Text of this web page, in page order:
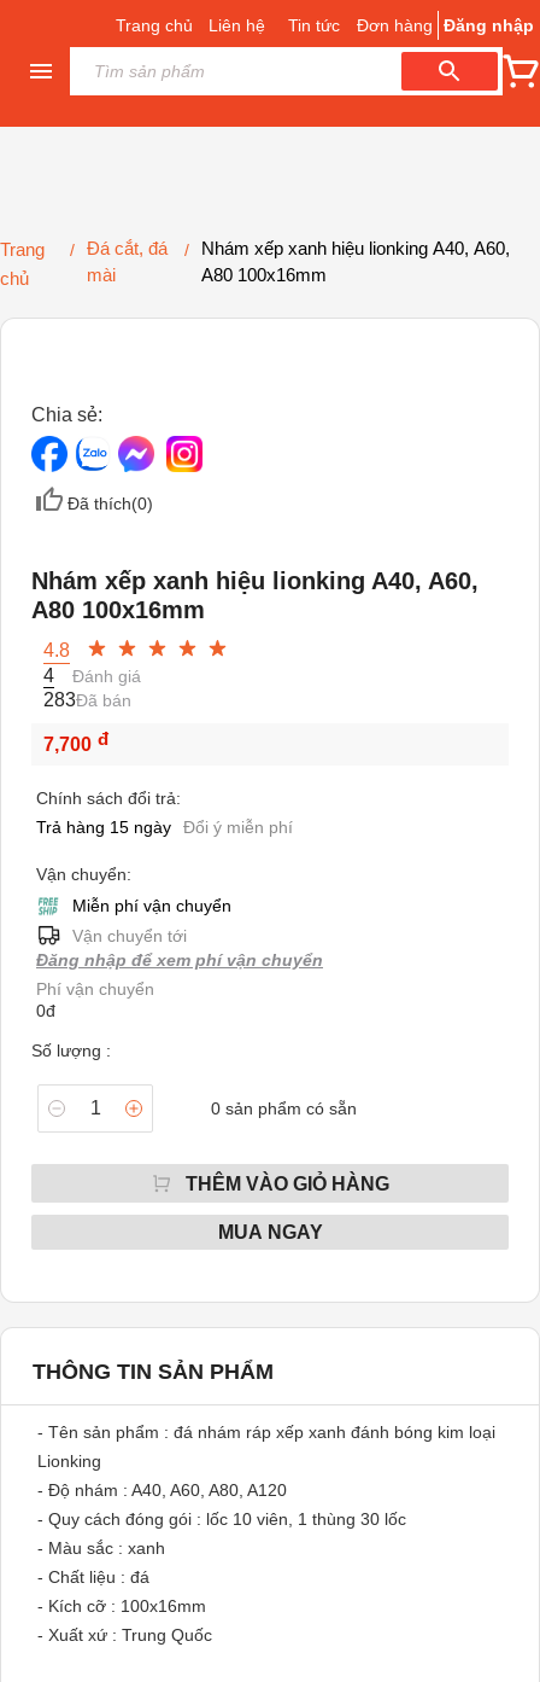
Trang chủ Liên hệ Tin tức Đơn hàng Đăng nhập
Trang
chủ
/
Đá cắt, đá
mài
/
Nhám xếp xanh hiệu lionking A40, A60,
A80 100x16mm
Chia sẻ:
Đã thích(0)
Nhám xếp xanh hiệu lionking A40, A60,
A80 100x16mm
4.8
4
Đánh giá
283Đã bán
7,700 đ
Chính sách đổi trả:
Trả hàng 15 ngày
Đổi ý miễn phí
Vận chuyển:
Miễn phí vận chuyển
Vận chuyển tới
Đăng nhập để xem phí vận chuyển
Phí vận chuyển
0đ
Số lượng :
0 sản phẩm có sẵn
THÊM VÀO GIỎ HÀNG
MUA NGAY
THÔNG TIN SẢN PHẨM
- Tên sản phẩm : đá nhám ráp xếp xanh đánh bóng kim loại
Lionking
- Độ nhám : A40, A60, A80, A120
- Quy cách đóng gói : lốc 10 viên, 1 thùng 30 lốc
- Màu sắc : xanh
- Chất liệu : đá
- Kích cỡ : 100x16mm
- Xuất xứ : Trung Quốc